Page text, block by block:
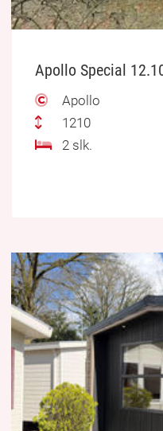
Apollo Special
Apollo
1210
2 slk.